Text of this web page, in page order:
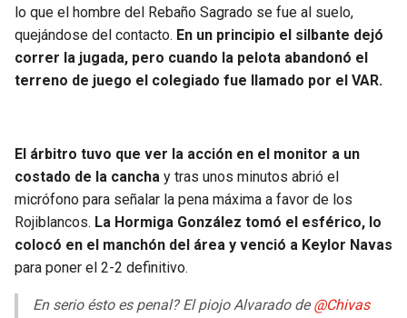
lo que el hombre del Rebaño Sagrado se fue al suelo,
quejándose del contacto. En un principio el silbante dejó
correr la jugada, pero cuando la pelota abandonó el
terreno de juego el colegiado fue llamado por el VAR.
El árbitro tuvo que ver la acción en el monitor a un
costado de la cancha y tras unos minutos abrió el
micrófono para señalar la pena máxima a favor de los
Rojiblancos. La Hormiga González tomó el esférico, lo
colocó en el manchón del área y venció a Keylor Navas
para poner el 2-2 definitivo.
En serio ésto es penal? El piojo Alvarado de@Chivas